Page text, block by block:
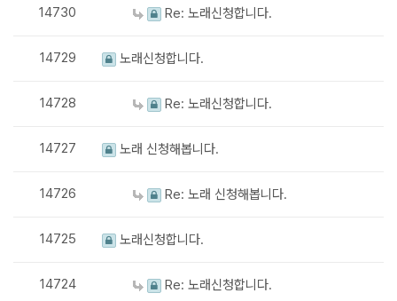
14730 Re: 노래신청합니다.
14729 노래신청합니다.
14728 Re: 노래신청합니다.
14727 노래 신청해봅니다.
14726 Re: 노래 신청해봅니다.
14725 노래신청합니다.
14724 Re: 노래신청합니다.